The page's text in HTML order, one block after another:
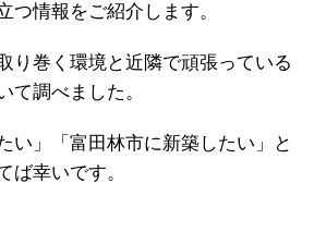
つ情報をご紹介します。
り巻く環境と近隣で頑張っている
て調べました。
い」「富田林市に新築したい」と
ば幸いです。